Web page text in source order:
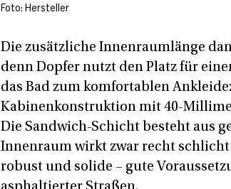
Foto: Hersteller
Die zusätzliche Innenraumlänge
denn Dopfer nutzt den Platz für
das Bad zum komfortablen
Kabinenkonstruktion mit 40-
Die Sandwich-Schicht besteht aus
Innenraum wirkt zwar recht
robust und solide – gute